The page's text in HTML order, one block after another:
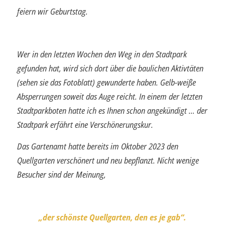
feiern wir Geburtstag.
Wer in den letzten Wochen den Weg in den Stadtpark
gefunden hat, wird sich dort über die baulichen Aktivtäten
(sehen sie das Fotoblatt) gewunderte haben. Gelb-weiße
Absperrungen soweit das Auge reicht. In einem der letzten
Stadtparkboten hatte ich es Ihnen schon angekündigt … der
Stadtpark erfährt eine Verschönerungskur.
Das Gartenamt hatte bereits im Oktober 2023 den
Quellgarten verschönert und neu bepflanzt. Nicht wenige
Besucher sind der Meinung,
„der schönste Quellgarten, den es je gab“.